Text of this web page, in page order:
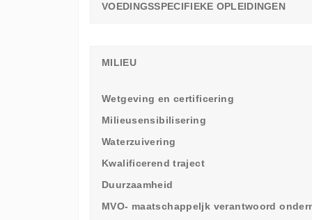
VOEDINGSSPECIFIEKE OPLEIDINGEN
MILIEU
Wetgeving en certificering
Milieusensibilisering
Waterzuivering
Kwalificerend traject
Duurzaamheid
MVO- maatschappeljk verantwoord